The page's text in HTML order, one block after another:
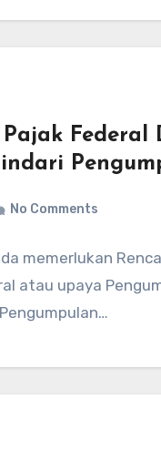
Federal
No Comments
memerlukan
atau upaya